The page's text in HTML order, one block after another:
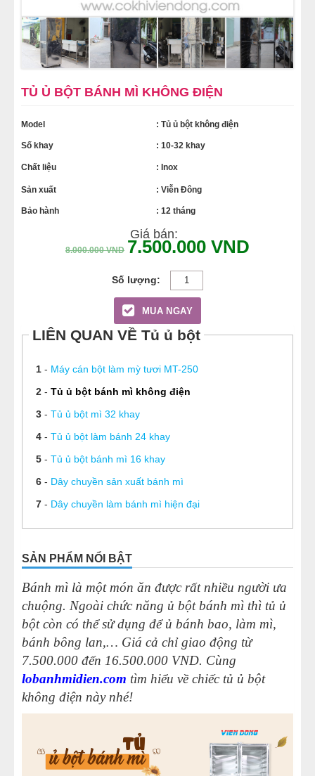
TỦ Ủ BỘT BÁNH MÌ KHÔNG ĐIỆN
Model : Tủ ủ bột không điện
Số khay : 10-32 khay
Chất liệu : Inox
Sản xuất : Viễn Đông
Bảo hành : 12 tháng
Giá bán:
8.000.000VND 7.500.000 VND
MUA NGAY
LIÊN QUAN VỀ Tủ ủ bột
1- Máy cán bột làm mỳ tươi MT-250
2- Tủ ủ bột bánh mì không điện
3- Tủ ủ bột mì 32 khay
4- Tủ ủ bột làm bánh 24 khay
5- Tủ ủ bột bánh mì 16 khay
6- Dây chuyền sản xuất bánh mì
7- Dây chuyền làm bánh mì hiện đại
SẢN PHẨM NỔI BẬT
Bánh mì là một món ăn được rất nhiều người ưa
chuộng. Ngoài chức năng ủ bột bánh mì thì tủ ủ
bột còn có thể sử dụng để ủ bánh bao, làm mì,
bánh bông lan,… Giá cả chỉ giao động từ
7.500.000 đến 16.500.000 VND. Cùng
lobanhmidien.com tìm hiểu về chiếc tủ ủ bột
không điện này nhé!
MÁY LÀM HÁ CẢO
MÁY LÀM XÍU MẠI
LINH KIỆN THIẾT BỊ LÀM BÁNH
DÂY CHUYỀN LÀM BÁNH MÌ
DÂY CHUYỀN LÀM BÁNH NGỌT
DÂY CHUYỀN LÀM BÁNH TRUNG THU